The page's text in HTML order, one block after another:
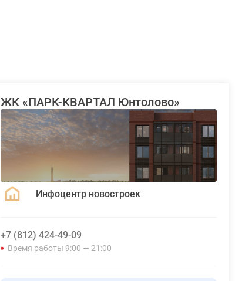
ЖК «ПАРК-КВАРТАЛ Юнтолово»
Инфоцентр новостроек
+7 (812) 424-49-09
Время работы 9:00 — 21:00